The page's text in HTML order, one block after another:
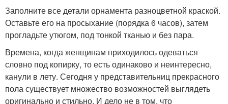
Заполните все детали орнамента разноцветной краской.
Оставьте его на просыхание (порядка 6 часов), затем
прогладьте утюгом, под тонкой тканью и без пара.
Времена, когда женщинам приходилось одеваться
словно под копирку, то есть одинаково и неинтересно,
канули в лету. Сегодня у представительниц прекрасного
пола существует множество возможностей выглядеть
оригинально и стильно. И дело не в том, что